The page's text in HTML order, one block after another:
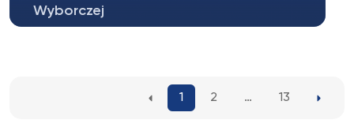
Wyborczej
1 2 … 13